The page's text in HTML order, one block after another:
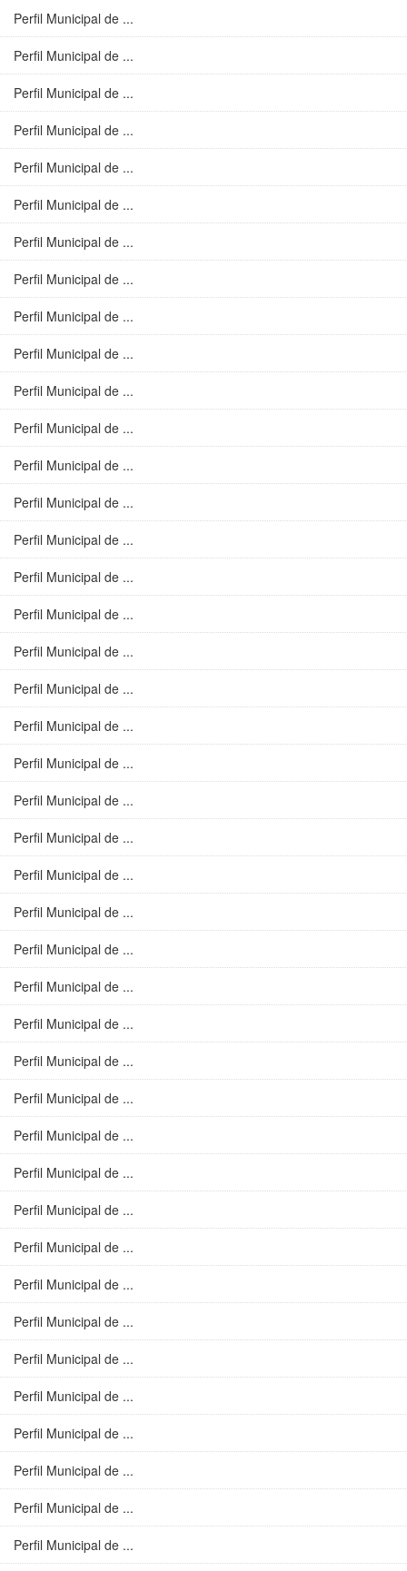
Perfil Municipal de ...
Perfil Municipal de ...
Perfil Municipal de ...
Perfil Municipal de ...
Perfil Municipal de ...
Perfil Municipal de ...
Perfil Municipal de ...
Perfil Municipal de ...
Perfil Municipal de ...
Perfil Municipal de ...
Perfil Municipal de ...
Perfil Municipal de ...
Perfil Municipal de ...
Perfil Municipal de ...
Perfil Municipal de ...
Perfil Municipal de ...
Perfil Municipal de ...
Perfil Municipal de ...
Perfil Municipal de ...
Perfil Municipal de ...
Perfil Municipal de ...
Perfil Municipal de ...
Perfil Municipal de ...
Perfil Municipal de ...
Perfil Municipal de ...
Perfil Municipal de ...
Perfil Municipal de ...
Perfil Municipal de ...
Perfil Municipal de ...
Perfil Municipal de ...
Perfil Municipal de ...
Perfil Municipal de ...
Perfil Municipal de ...
Perfil Municipal de ...
Perfil Municipal de ...
Perfil Municipal de ...
Perfil Municipal de ...
Perfil Municipal de ...
Perfil Municipal de ...
Perfil Municipal de ...
Perfil Municipal de ...
Perfil Municipal de ...